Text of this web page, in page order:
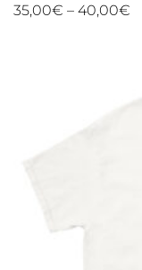
35,00€ – 40,00€